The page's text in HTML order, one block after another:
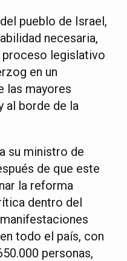
pueblo de Israel,
necesaria,
proceso legislativo
en un
las mayores
al borde de la
su ministro de
de que este
la reforma
dentro del
todo el país, con
personas,